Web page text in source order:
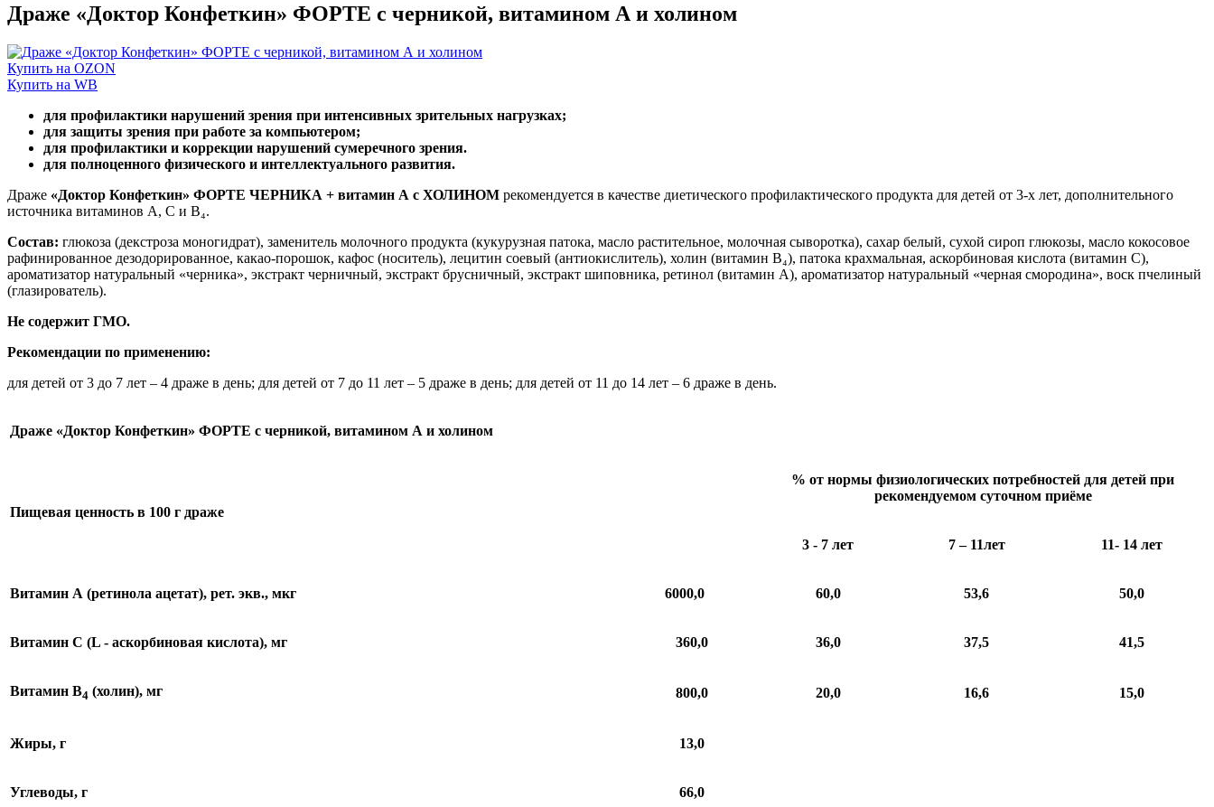
Драже «Доктор Конфеткин» ФОРТЕ с черникой, витамином А и холином
Купить на OZON
Купить на WB
для профилактики нарушений зрения при интенсивных зрительных нагрузках;
для защиты зрения при работе за компьютером;
для профилактики и коррекции нарушений сумеречного зрения.
для полноценного физического и интеллектуального развития.
Драже «Доктор Конфеткин» ФОРТЕ ЧЕРНИКА + витамин А c ХОЛИНОМ рекомендуется в качестве диетического профилактического продукта для детей от 3-х лет, дополнительного
источника витаминов А, С и В₄.
Состав: глюкоза (декстроза моногидрат), заменитель молочного продукта (кукурузная патока, масло растительное, молочная сыворотка), сахар белый, сухой сироп глюкозы, масло кокосовое
рафинированное дезодорированное, какао-порошок, кафос (носитель), лецитин соевый (антиокислитель), холин (витамин В₄), патока крахмальная, аскорбиновая кислота (витамин С),
ароматизатор натуральный «черника», экстракт черничный, экстракт брусничный, экстракт шиповника, ретинол (витамин А), ароматизатор натуральный «черная смородина», воск пчелиный
(глазирователь).
Не содержит ГМО.
Рекомендации по применению:
для детей от 3 до 7 лет – 4 драже в день; для детей от 7 до 11 лет – 5 драже в день; для детей от 11 до 14 лет – 6 драже в день.
Драже «Доктор Конфеткин» ФОРТЕ с черникой, витамином А и холином
Пищевая ценность в 100 г драже
% от нормы физиологических потребностей для детей при
рекомендуемом суточном приёме
3 - 7 лет 7 – 11лет 11- 14 лет
Витамин А (ретинола ацетат), рет. экв., мкг 6000,0 60,0 53,6 50,0
Витамин С (L - аскорбиновая кислота), мг 360,0 36,0 37,5 41,5
Витамин В4 (холин), мг 800,0 20,0 16,6 15,0
Жиры, г 13,0
Углеводы, г 66,0